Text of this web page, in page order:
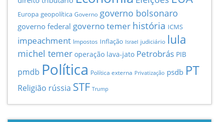
Europa geopolítica Governo governo bolsonaro
governo federal governo temer história ICMS
impeachment Impostos Inflação Israel judiciário lula
michel temer operação lava-jato Petrobrás PIB
pmdb Política Política externa Privatização psdb PT
Religião rússia STF Trump